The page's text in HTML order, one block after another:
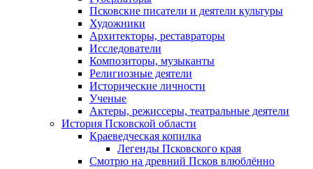
Псковские писатели и деятели культуры
Художники
Архитекторы, реставраторы
Исследователи
Композиторы, музыканты
Религиозные деятели
Исторические личности
Ученые
Актеры, режиссеры, театральные деятели
История Псковской области
Краеведческая копилка
Легенды Псковского края
Смотрю на древний Псков влюблённо